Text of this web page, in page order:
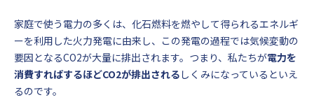
家庭で使う電力の多くは、化石燃料を燃やして得られるエネルギ
ーを利用した火力発電に由来し、この発電の過程では気候変動の
要因となるCO2が大量に排出されます。つまり、私たちが電力を
消費すればするほどCO2が排出される しくみになっているといえ
るのです。